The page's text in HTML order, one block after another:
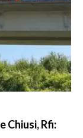
Chiusi, Rfi: